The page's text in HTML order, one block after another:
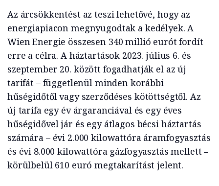
Az árcsökkentést az teszi lehetővé, hogy az
energiapiacon megnyugodtak a kedélyek. A
Wien Energie összesen 340 millió eurót fordít
erre a célra. A háztartások 2023. július 6. és
szeptember 20. között fogadhatják el az új
tarifát – függetlenül minden korábbi
hűségidőtől vagy szerződéses kötöttségtől. Az
új tarifa egy év árgaranciával és egy éves
hűségidővel jár és egy átlagos bécsi háztartás
számára – évi 2.000 kilowattóra áramfogyasztás
és évi 8.000 kilowattóra gázfogyasztás mellett –
körülbelül 610 euró megtakarítást jelent.